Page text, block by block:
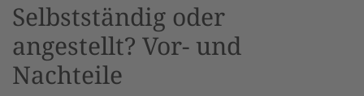
Selbstständig oder
angestellt? Vor- und
Nachteile